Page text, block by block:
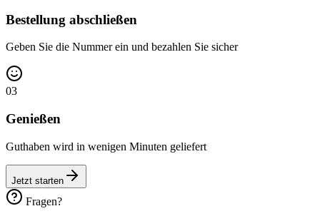
Bestellung abschließen
Geben Sie die Nummer ein und bezahlen Sie sicher
03
Genießen
Guthaben wird in wenigen Minuten geliefert
Jetzt starten
Fragen?